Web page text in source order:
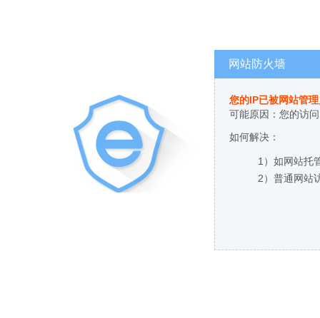
网站防火墙
您的IP已被网站管
可能原因：您的访
如何解决：
1）如网站托
2）普通网站